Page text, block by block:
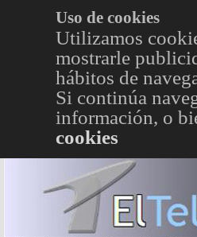
Uso de cookies
Utilizamos
mostrarle
hábitos de
Si continúa
información, o
cookies